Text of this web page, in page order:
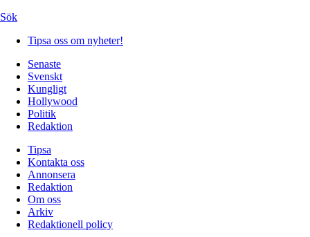
Sök
Tipsa oss om nyheter!
Senaste
Svenskt
Kungligt
Hollywood
Politik
Redaktion
Tipsa
Kontakta oss
Annonsera
Redaktion
Om oss
Arkiv
Redaktionell policy